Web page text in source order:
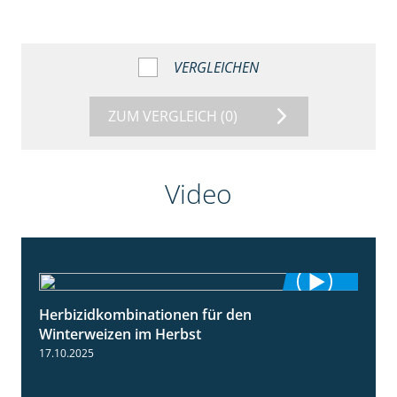
VERGLEICHEN
ZUM VERGLEICH (0)
Video
Herbizidkombinationen für den
Winterweizen im Herbst
17.10.2025